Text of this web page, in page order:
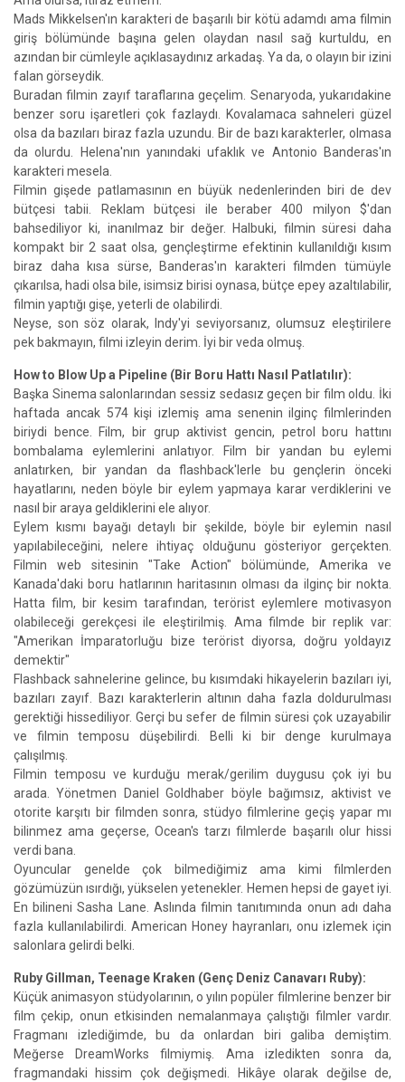
Mads Mikkelsen'ın karakteri de başarılı bir kötü adamdı ama filmin
giriş bölümünde başına gelen olaydan nasıl sağ kurtuldu, en
azından bir cümleyle açıklasaydınız arkadaş. Ya da, o olayın bir izini
falan görseydik.
Buradan filmin zayıf taraflarına geçelim. Senaryoda, yukarıdakine
benzer soru işaretleri çok fazlaydı. Kovalamaca sahneleri güzel
olsa da bazıları biraz fazla uzundu. Bir de bazı karakterler, olmasa
da olurdu. Helena'nın yanındaki ufaklık ve Antonio Banderas'ın
karakteri mesela.
Filmin gişede patlamasının en büyük nedenlerinden biri de dev
bütçesi tabii. Reklam bütçesi ile beraber 400 milyon $'dan
bahsediliyor ki, inanılmaz bir değer. Halbuki, filmin süresi daha
kompakt bir 2 saat olsa, gençleştirme efektinin kullanıldığı kısım
biraz daha kısa sürse, Banderas'ın karakteri filmden tümüyle
çıkarılsa, hadi olsa bile, isimsiz birisi oynasa, bütçe epey azaltılabilir,
filmin yaptığı gişe, yeterli de olabilirdi.
Neyse, son söz olarak, Indy'yi seviyorsanız, olumsuz eleştirilere
pek bakmayın, filmi izleyin derim. İyi bir veda olmuş.
How to Blow Up a Pipeline (Bir Boru Hattı Nasıl Patlatılır):
Başka Sinema salonlarından sessiz sedasız geçen bir film oldu. İki
haftada ancak 574 kişi izlemiş ama senenin ilginç filmlerinden
biriydi bence. Film, bir grup aktivist gencin, petrol boru hattını
bombalama eylemlerini anlatıyor. Film bir yandan bu eylemi
anlatırken, bir yandan da flashback'lerle bu gençlerin önceki
hayatlarını, neden böyle bir eylem yapmaya karar verdiklerini ve
nasıl bir araya geldiklerini ele alıyor.
Eylem kısmı bayağı detaylı bir şekilde, böyle bir eylemin nasıl
yapılabileceğini, nelere ihtiyaç olduğunu gösteriyor gerçekten.
Filmin web sitesinin "Take Action" bölümünde, Amerika ve
Kanada'daki boru hatlarının haritasının olması da ilginç bir nokta.
Hatta film, bir kesim tarafından, terörist eylemlere motivasyon
olabileceği gerekçesi ile eleştirilmiş. Ama filmde bir replik var:
"Amerikan İmparatorluğu bize terörist diyorsa, doğru yoldayız
demektir"
Flashback sahnelerine gelince, bu kısımdaki hikayelerin bazıları iyi,
bazıları zayıf. Bazı karakterlerin altının daha fazla doldurulması
gerektiği hissediliyor. Gerçi bu sefer de filmin süresi çok uzayabilir
ve filmin temposu düşebilirdi. Belli ki bir denge kurulmaya
çalışılmış.
Filmin temposu ve kurduğu merak/gerilim duygusu çok iyi bu
arada. Yönetmen Daniel Goldhaber böyle bağımsız, aktivist ve
otorite karşıtı bir filmden sonra, stüdyo filmlerine geçiş yapar mı
bilinmez ama geçerse, Ocean's tarzı filmlerde başarılı olur hissi
verdi bana.
Oyuncular genelde çok bilmediğimiz ama kimi filmlerden
gözümüzün ısırdığı, yükselen yetenekler. Hemen hepsi de gayet iyi.
En bilineni Sasha Lane. Aslında filmin tanıtımında onun adı daha
fazla kullanılabilirdi. American Honey hayranları, onu izlemek için
salonlara gelirdi belki.
Ruby Gillman, Teenage Kraken (Genç Deniz Canavarı Ruby):
Küçük animasyon stüdyolarının, o yılın popüler filmlerine benzer bir
film çekip, onun etkisinden nemalanmaya çalıştığı filmler vardır.
Fragmanı izlediğimde, bu da onlardan biri galiba demiştim.
Meğerse DreamWorks filmiymiş. Ama izledikten sonra da,
fragmandaki hissim çok değişmedi. Hikâye olarak değilse de,